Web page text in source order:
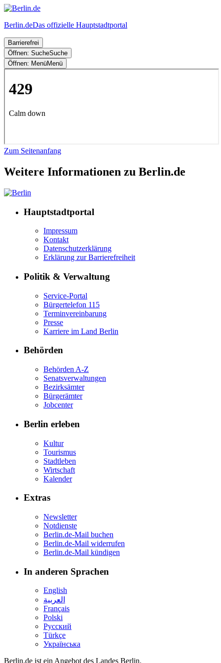
Berlin.deDas offizielle Hauptstadtportal
Barrierefrei
Öffnen: SucheSuche
Öffnen: MenüMenü
Zum Seitenanfang
Weitere Informationen zu Berlin.de
Hauptstadtportal
Impressum
Kontakt
Datenschutzerklärung
Erklärung zur Barrierefreiheit
Politik & Verwaltung
Service-Portal
Bürgertelefon 115
Terminvereinbarung
Presse
Karriere im Land Berlin
Behörden
Behörden A-Z
Senatsverwaltungen
Bezirksämter
Bürgerämter
Jobcenter
Berlin erleben
Kultur
Tourismus
Stadtleben
Wirtschaft
Kalender
Extras
Newsletter
Notdienste
Berlin.de-Mail buchen
Berlin.de-Mail widerrufen
Berlin.de-Mail kündigen
In anderen Sprachen
English
العربية
Français
Polski
Русский
Türkçe
Українська
Berlin.de ist ein Angebot des Landes Berlin.